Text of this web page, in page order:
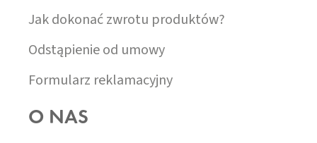
Jak dokonać zwrotu produktów?
Odstąpienie od umowy
Formularz reklamacyjny
O NAS